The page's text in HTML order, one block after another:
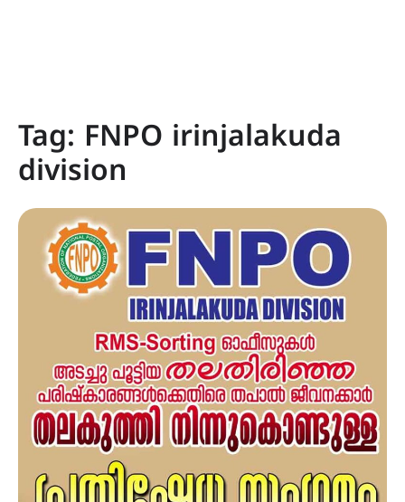
Tag: FNPO irinjalakuda
division